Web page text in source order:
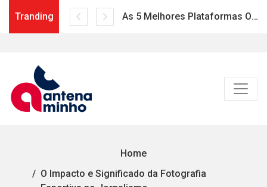
Skip
Tranding As 5 Melhores Plataformas Online para Acompanhar Esportes
Home
O Impacto e Significado da Fotografia